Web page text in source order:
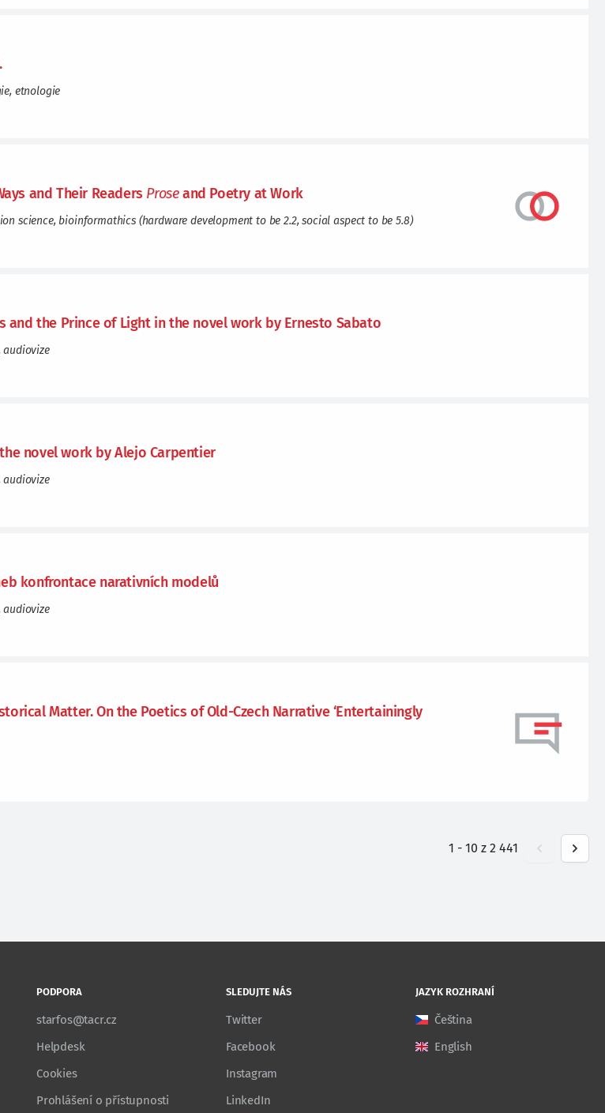
etnologie
and Their Readers Proseand Poetry at Work
science, bioinformathics (hardware development to be 2.2, social aspect to be 5.8)
and the Prince of Light in the novel work by Ernesto Sabato
audiovize
novel work by Alejo Carpentier
audiovize
konfrontace narativních modelů
audiovize
Matter. On the Poetics of Old-Czech Narrative ‘Entertainingly
1 - 10 z 2 441
PODPORA
starfos@tacr.cz
Helpdesk
Cookies
Prohlášení o přístupnosti
SLEDUJTE NÁS
Twitter
Facebook
Instagram
LinkedIn
JAZYK ROZHRANÍ
Čeština
English